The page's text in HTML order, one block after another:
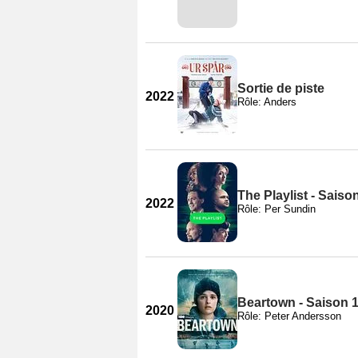
2022
Sortie de piste
Rôle: Anders
2022
The Playlist -
Rôle: Per Sundin
2020
Beartown - Saison 1
Rôle: Peter Andersson